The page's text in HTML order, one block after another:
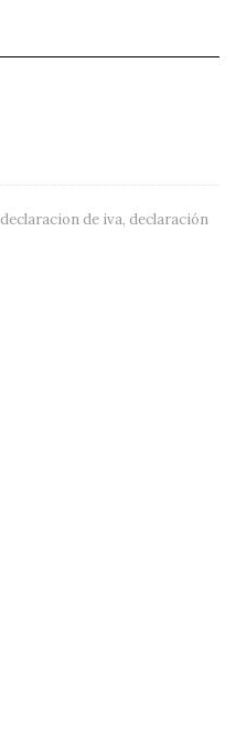
declaracion de iva, declaración